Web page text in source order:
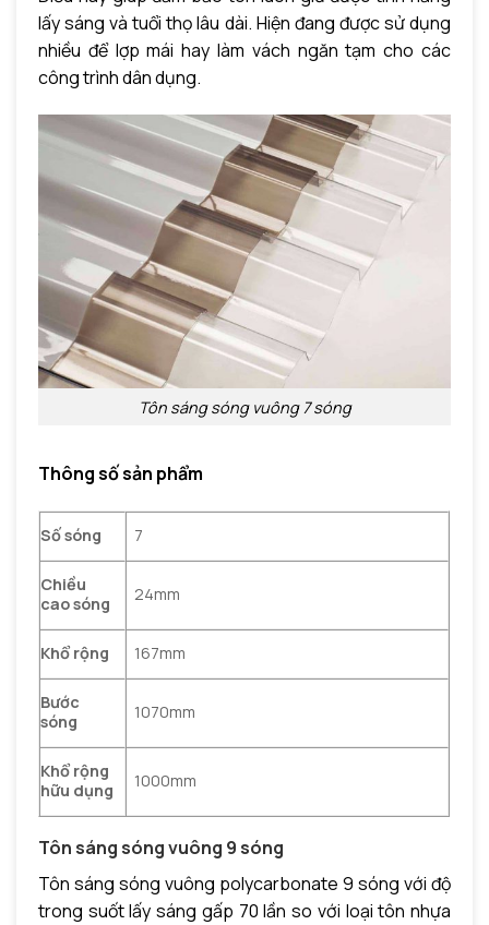
lấy sáng và tuổi thọ lâu dài. Hiện đang được sử dụng
nhiều để lợp mái hay làm vách ngăn tạm cho các
công trình dân dụng.
Tôn sáng sóng vuông 7 sóng
Thông số sản phẩm
Số sóng 7
Chiều
cao sóng
24mm
Khổ rộng 167mm
Bước
sóng
1070mm
Khổ rộng
hữu dụng
1000mm
Tôn sáng sóng vuông 9 sóng
Tôn sáng sóng vuông polycarbonate 9 sóng với độ
trong suốt lấy sáng gấp 70 lần so với loại tôn nhựa